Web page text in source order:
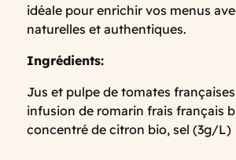
idéale pour enrichir vos menus
naturelles et authentiques.
Ingrédients:
Jus et pulpe de tomates
infusion de romarin frais français
concentré de citron bio, sel (3g/L)